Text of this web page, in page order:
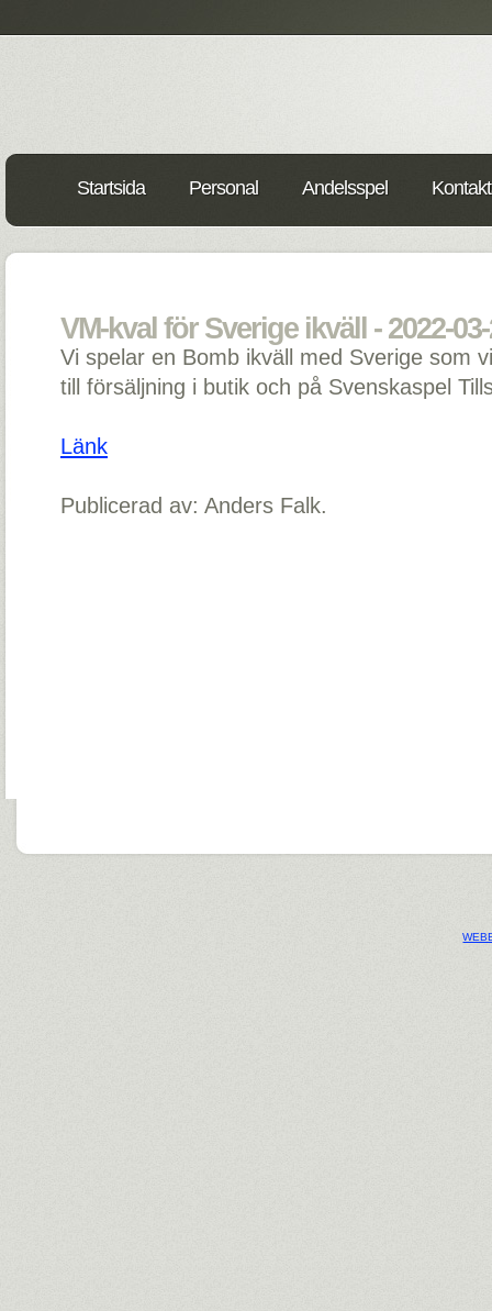
Startsida Personal Andelsspel
VM-kval för Sverige ikväll - 2022-
Vi spelar en Bomb ikväll med Sverige som
till försäljning i butik och på Svenskaspel
Länk
Publicerad av: Anders Falk.